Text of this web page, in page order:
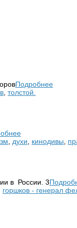
Подробнее
толстой.
духи кинодивы
3
горшков - генерал